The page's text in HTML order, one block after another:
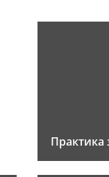
Практика